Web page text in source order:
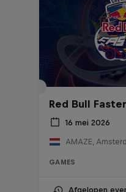
Red Bull Faster
16 mei 2026
AMAZE,
GAMES
Afgelopen